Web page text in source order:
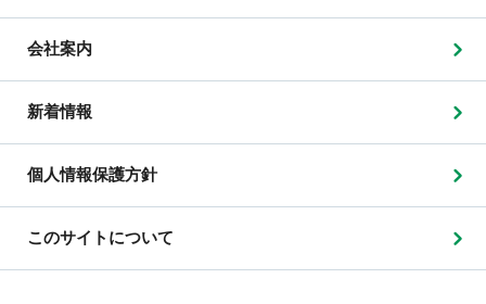
会社案内
新着情報
個人情報保護方針
このサイトについて